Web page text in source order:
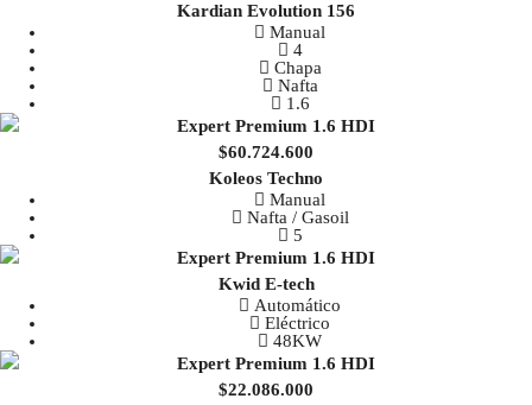
Kardian Evolution 156
Manual
4
Chapa
Nafta
1.6
$60.724.600
Koleos Techno
Manual
Nafta / Gasoil
5
Kwid E-tech
Automático
Eléctrico
48KW
$22.086.000